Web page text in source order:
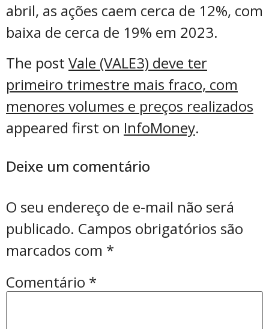
abril, as ações caem cerca de 12%, com
baixa de cerca de 19% em 2023.
The post Vale (VALE3) deve ter
primeiro trimestre mais fraco, com
menores volumes e preços realizados
appeared first on InfoMoney.
Deixe um comentário
O seu endereço de e-mail não será
publicado. Campos obrigatórios são
marcados com *
Comentário *